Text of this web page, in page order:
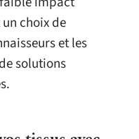
choix de
et les
solutions